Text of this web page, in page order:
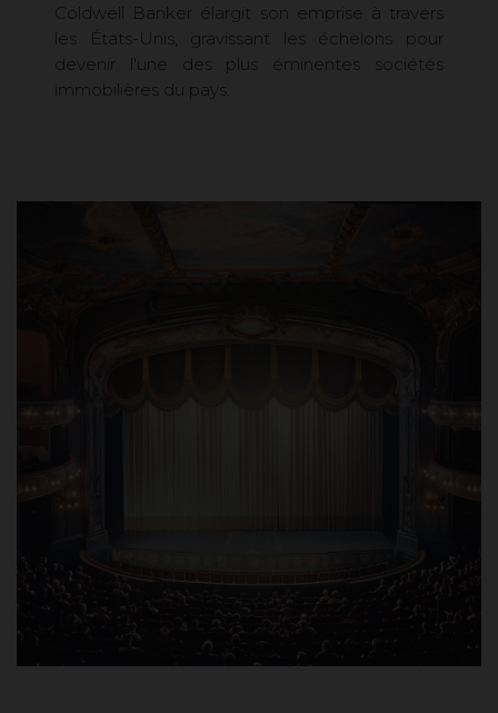
Coldwell Banker élargit son emprise à travers
les États-Unis, gravissant les échelons pour
devenir l'une des plus éminentes sociétés
immobilières du pays.